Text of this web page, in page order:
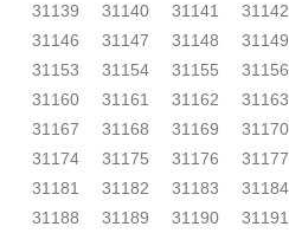
31139
31140 31141 31142
31146
31147 31148 31149
31153
31154 31155 31156
31160
31161 31162 31163
31167
31168 31169 31170
31174
31175 31176 31177
31181
31182 31183 31184
31188
31189 31190 31191